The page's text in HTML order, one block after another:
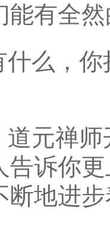
能有全
什么，
元禅
告诉你
断地进